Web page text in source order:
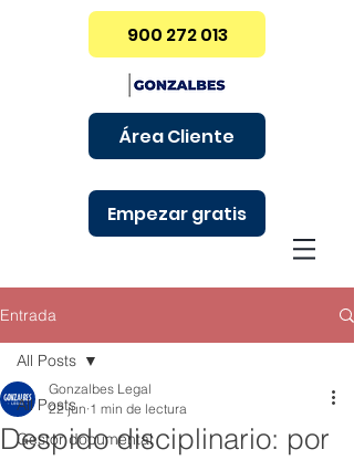
900 272 013
Área Cliente
Empezar gratis
Entrada
All Posts
Gestor documental
All Posts
Despido disciplinario: por
Gonzalbes Legal
22 jun 1 min de lectura